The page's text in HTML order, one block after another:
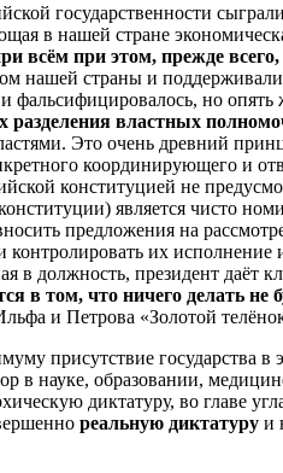
государственности
в нашей стране
всём при этом, прежде
нашей страны и
фальсифицировалось, но
разделения властных
Это очень древний
координирующего и
конституцией не
является чисто
предложения на
их исполнение
в должность, президент даёт
в том, что ничего делать не
и Петрова «Золотой
присутствие государства в
в науке, образовании,
диктатуру, во главе
реальную диктатуру и